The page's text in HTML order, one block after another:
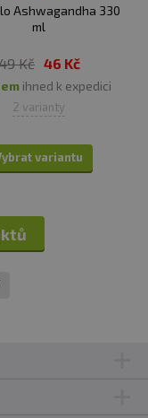
Ashwagandha 330
ml
Kč 46 Kč
ihned k expedici
2 varianty
variantu